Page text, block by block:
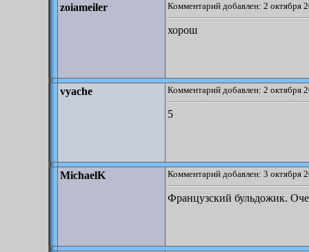
zoiameiler Комментарий добавлен: 2 октября
хорош
vyache Комментарий добавлен: 2 октября
5
MichaelK Комментарий добавлен: 3 октября
Французский бульдожик.